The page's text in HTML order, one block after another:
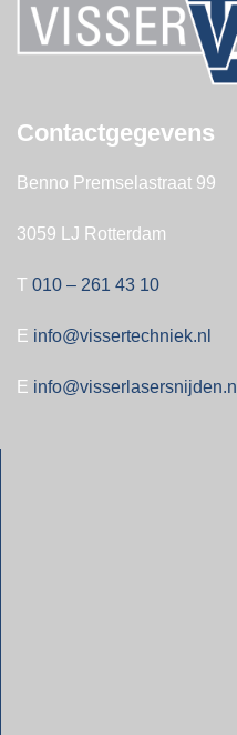
Contactgegevens
Benno Premselastraat 99
3059 LJ Rotterdam
T 010 – 261 43 10
E info@vissertechniek.nl
E info@visserlasersnijden.nl